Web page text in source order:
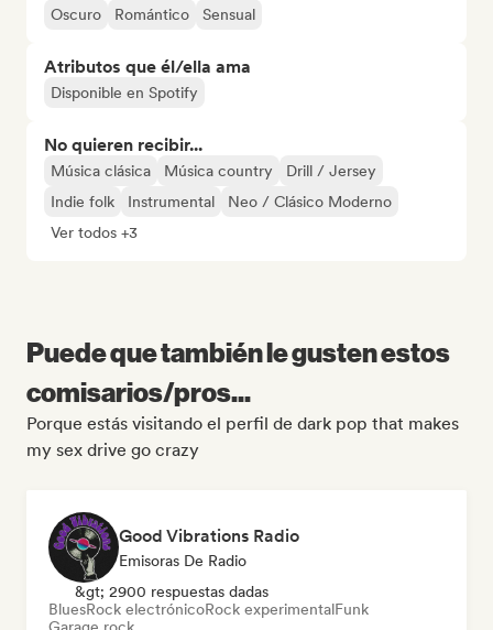
Oscuro Romántico Sensual
Atributos que él/ella ama
Disponible en Spotify
No quieren recibir...
Música clásica Música country
Drill / Jersey
Indie folk
Instrumental
Neo / Clásico Moderno
Ver todos +3
Puede que también le gusten estos
comisarios/pros...
Porque estás visitando el perfil de dark pop that makes
my sex drive go crazy
Good Vibrations Radio
Emisoras De Radio
&gt; 2900 respuestas dadas
BluesRock electrónicoRock experimentalFunk